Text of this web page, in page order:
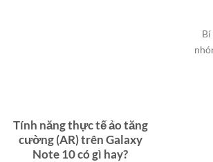
Tính năng thực tế ảo tăng
cường (AR) trên Galaxy
Note 10 có gì hay?